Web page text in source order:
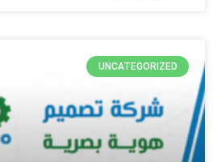
UNCATEGORIZED